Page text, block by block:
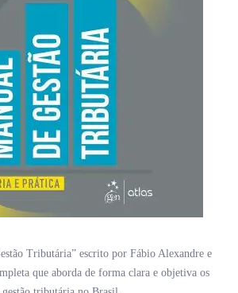
Tributária” escrito por Fábio Alexandre e
que aborda de forma clara e objetiva os